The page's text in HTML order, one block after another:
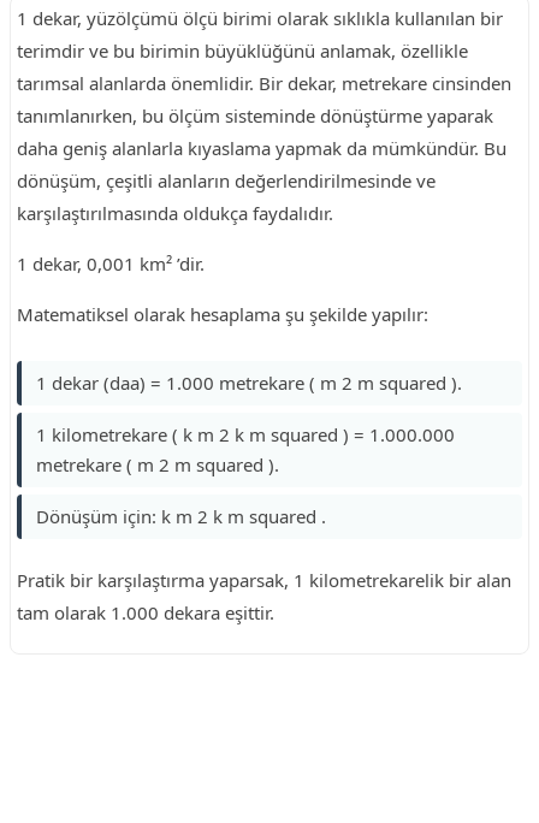
1 dekar, yüzölçümü ölçü birimi olarak sıklıkla kullanılan bir
terimdir ve bu birimin büyüklüğünü anlamak, özellikle
tarımsal alanlarda önemlidir. Bir dekar, metrekare cinsinden
tanımlanırken, bu ölçüm sisteminde dönüştürme yaparak
daha geniş alanlarla kıyaslama yapmak da mümkündür. Bu
dönüşüm, çeşitli alanların değerlendirilmesinde ve
karşılaştırılmasında oldukça faydalıdır.
1 dekar, 0,001 km² ’dir.
Matematiksel olarak hesaplama şu şekilde yapılır:
1 dekar (daa) = 1.000 metrekare ( m 2 m squared ).
1 kilometrekare ( k m 2 k m squared ) = 1.000.000
metrekare ( m 2 m squared ).
Dönüşüm için: k m 2 k m squared .
Pratik bir karşılaştırma yaparsak, 1 kilometrekarelik bir alan
tam olarak 1.000 dekara eşittir.